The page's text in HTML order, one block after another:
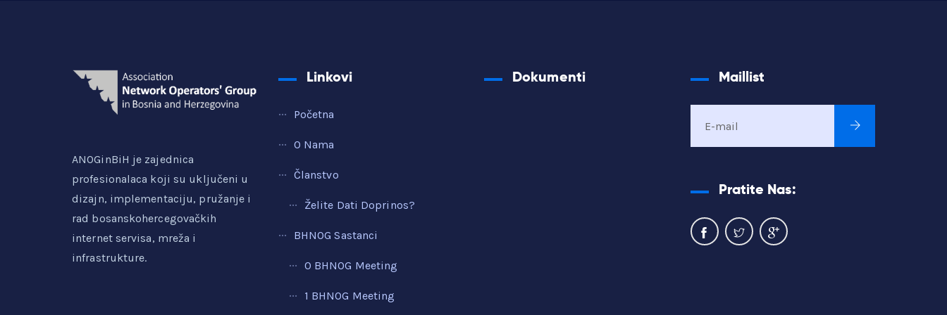
ANOGinBiH je zajednica
profesionalaca koji su uključeni u
dizajn, implementaciju, pružanje i
rad bosanskohercegovačkih
internet servisa, mreža i
infrastrukture.
Linkovi
Početna
O Nama
Članstvo
Želite Dati Doprinos?
BHNOG Sastanci
0 BHNOG Meeting
1 BHNOG Meeting
Dokumenti Maillist
Pratite Nas: